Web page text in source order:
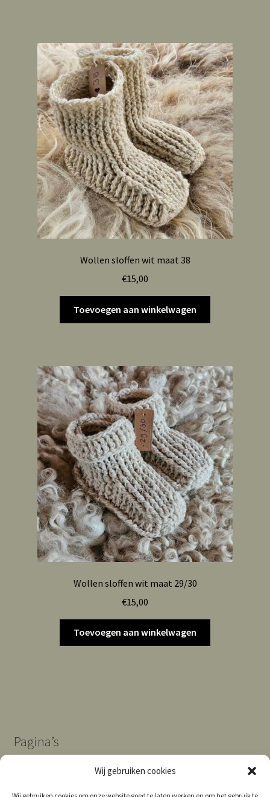
Wij gebruiken cookies
Wollen sloffen wit maat 38
€15,00
Toevoegen aan winkelwagen
Wollen sloffen wit maat 29/30
€15,00
Toevoegen aan winkelwagen
Pagina’s